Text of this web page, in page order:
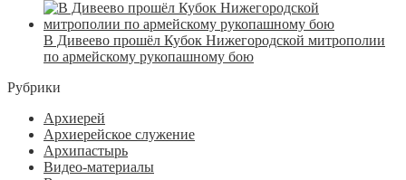
В Дивеево прошёл Кубок Нижегородской митрополии
по армейскому рукопашному бою
Рубрики
Архиерей
Архиерейское служение
Архипастырь
Видео-материалы